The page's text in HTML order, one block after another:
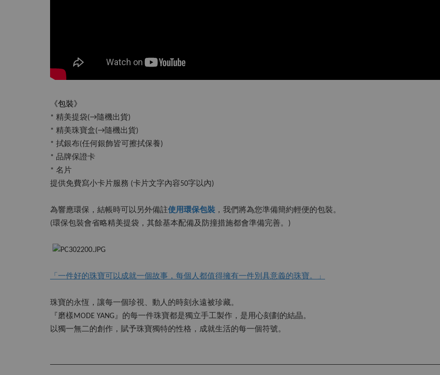
《包裝》
* 精美提袋(→隨機出貨)
* 精美珠寶盒(→隨機出貨)
* 拭銀布(任何銀飾皆可擦拭保養)
* 品牌保證卡
* 名片
提供免費寫小卡片服務 (卡片文字內容50字以內)
為響應環保，結帳時可以另外備註使用環保包裝 ，我們將為您準備簡約輕便的包裝。
(環保包裝會省略精美提袋，其餘基本配備及防撞措施都會準備完善。)
「一件好的珠寶可以成就一個故事，每個人都值得擁有一件別具意義的珠寶。」
珠寶的永恆，讓每一個珍視、動人的時刻永遠被珍藏。
『磨樣MODE YANG』的每一件珠寶都是獨立手工製作，是用心刻劃的結晶。
以獨一無二的創作，賦予珠寶獨特的性格，成就生活的每一個符號。